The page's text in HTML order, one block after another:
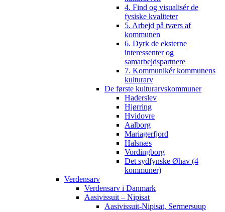
4. Find og visualisér de
fysiske kvaliteter
5. Arbejd på tværs af
kommunen
6. Dyrk de eksterne
interessenter og
samarbejdspartnere
7. Kommunikér kommunens
kulturarv
De første kulturarvskommuner
Haderslev
Hjørring
Hvidovre
Aalborg
Mariagerfjord
Halsnæs
Vordingborg
Det sydfynske Øhav (4
kommuner)
Verdensarv
Verdensarv i Danmark
Aasivissuit – Nipisat
Aasivissuit-Nipisat, Sermersuup